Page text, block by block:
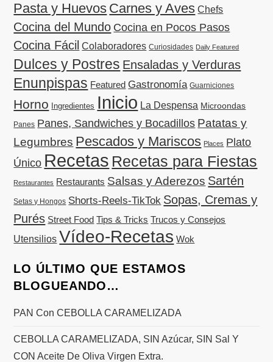
Pasta y Huevos Carnes y Aves Chefs
Cocina del Mundo Cocina en Pocos Pasos
Cocina Fácil Colaboradores Curiosidades Daily Featured
Dulces y Postres Ensaladas y Verduras
Enunpispas Featured Gastronomía Guarniciones
Horno Ingredientes Inicio La Despensa Microondas
Panes Panes, Sandwiches y Bocadillos Patatas y
Legumbres Pescados y Mariscos Places Plato
Único Recetas Recetas para Fiestas
Restaurantes Restaurants Salsas y Aderezos Sartén
Setas y Hongos Shorts-Reels-TikTok Sopas, Cremas y
Purés Street Food Tips & Tricks Trucos y Consejos
Utensilios Vídeo-Recetas Wok
LO ÚLTIMO QUE ESTAMOS
BLOGUEANDO…
PAN Con CEBOLLA CARAMELIZADA
CEBOLLA CARAMELIZADA, SIN Azúcar, SIN Sal Y
CON Aceite De Oliva Virgen Extra.